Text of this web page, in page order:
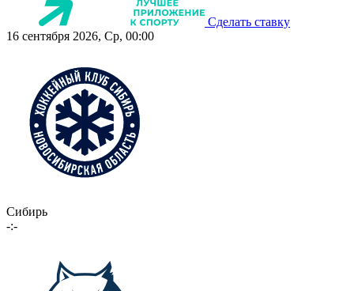
Сделать ставку
16 сентября 2026, Ср, 00:00
Сибирь
-:-